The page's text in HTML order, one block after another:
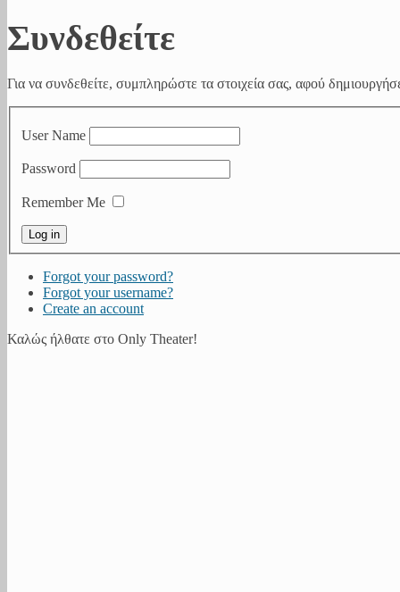
Συνδεθείτε
Για να συνδεθείτε, συμπληρώστε τα στοιχεία σας, αφού
User Name
Password
Remember Me
Forgot your password?
Forgot your username?
Create an account
Καλώς ήλθατε στο Only Theater!